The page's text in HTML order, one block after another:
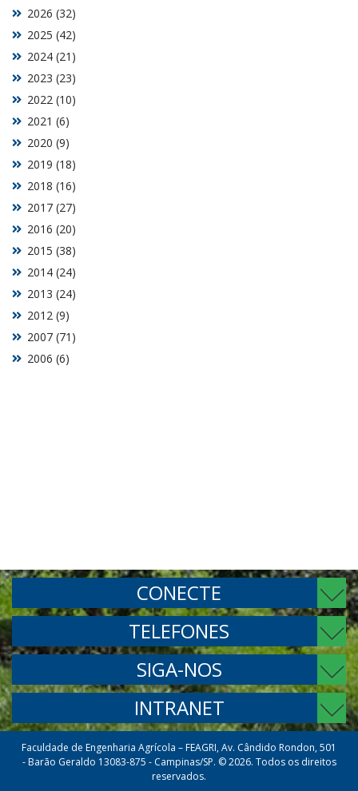
2006 (6)
2007 (71)
2012 (9)
2013 (24)
2014 (24)
2015 (38)
2016 (20)
2017 (27)
2018 (16)
2019 (18)
2020 (9)
2021 (6)
2022 (10)
2023 (23)
2024 (21)
2025 (42)
2026 (32)
CONECTE
TELEFONES
SIGA-NOS
INTRANET
Faculdade de Engenharia Agrícola – FEAGRI, Av. Cândido Rondon, 501
- Barão Geraldo 13083-875 - Campinas/SP. © 2026. Todos os direitos
reservados.